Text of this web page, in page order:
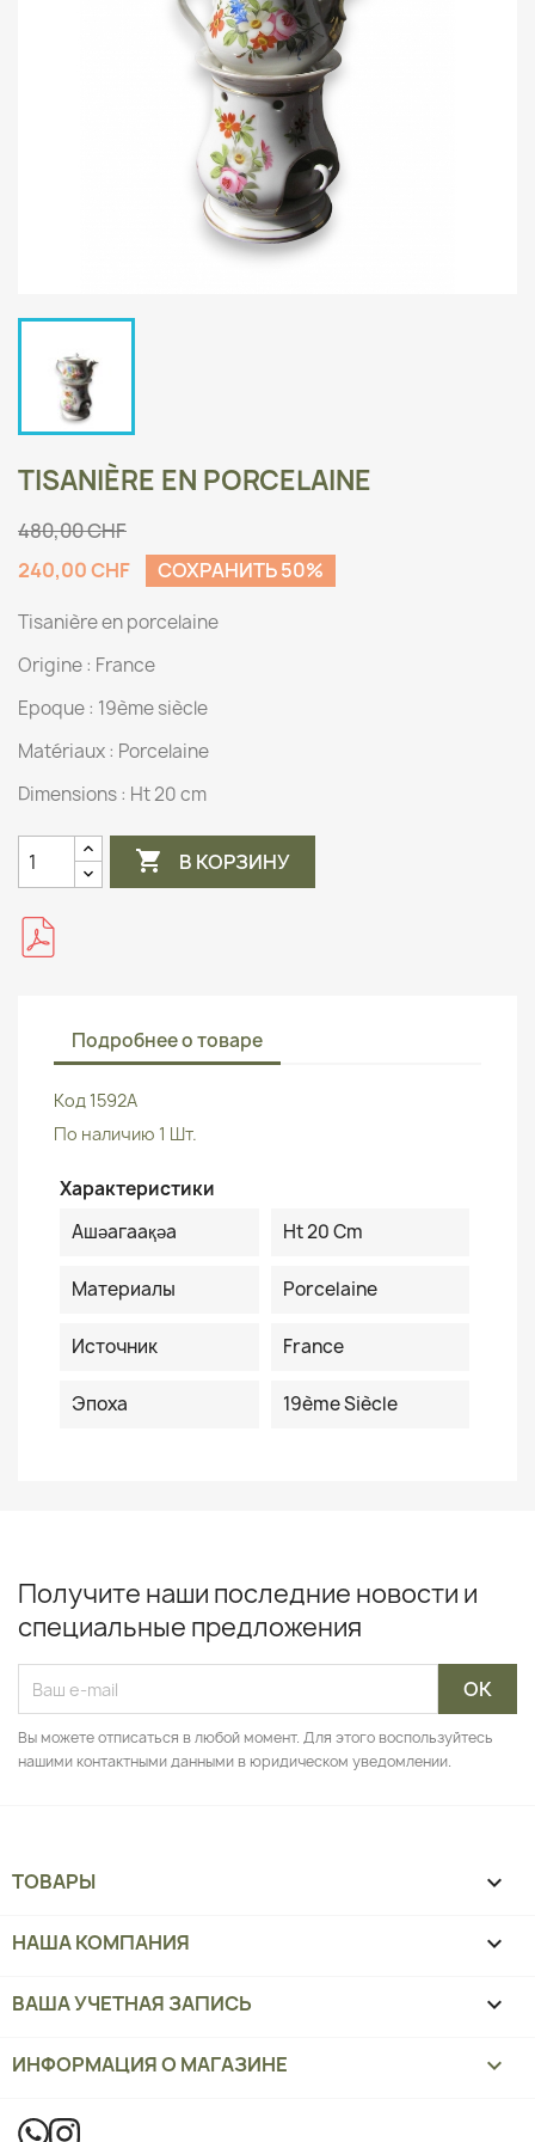
TISANIÈRE EN PORCELAINE
480,00 CHF
240,00 CHF
СОХРАНИТЬ 50%
Tisanière en porcelaine
Origine : France
Epoque : 19ème siècle
Matériaux : Porcelaine
Dimensions : Ht 20 cm
 В КОРЗИНУ
Подробнее о товаре
Код 1592A
По наличию 1 Шт.
Характеристики
Ашәагаақәа
Ht 20 Cm
Материалы Porcelaine
Источник France
Эпоха 19ème Siècle
Получите наши последние новости и
специальные предложения
Вы можете отписаться в любой момент. Для этого воспользуйтесь
нашими контактными данными в юридическом уведомлении.
ТОВАРЫ 
НАША КОМПАНИЯ 
ВАША УЧЕТНАЯ ЗАПИСЬ 
ИНФОРМАЦИЯ О МАГАЗИНЕ keyboard_arrow_down